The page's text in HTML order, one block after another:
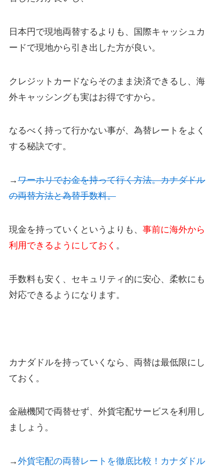
日本円で現地両替するよりも、国際キャッシュカ
ードで現地から引き出した方が良い。
クレジットカードならそのまま決済できるし、海
外キャッシングも実はお得ですから。
なるべく持って行かない事が、為替レートをよく
する秘訣です。
→ワーホリでお金を持って行く方法。カナダドル
の両替方法と為替手数料。
現金を持っていくというよりも、 事前に海外から
利用できるようにしておく 。
手数料も安く、セキュリティ的に安心、柔軟にも
対応できるようになります。
カナダドルを持っていくなら、両替は最低限にし
ておく。
金融機関で両替せず、外貨宅配サービスを利用し
ましょう。
→外貨宅配の両替レートを徹底比較！カナダドル